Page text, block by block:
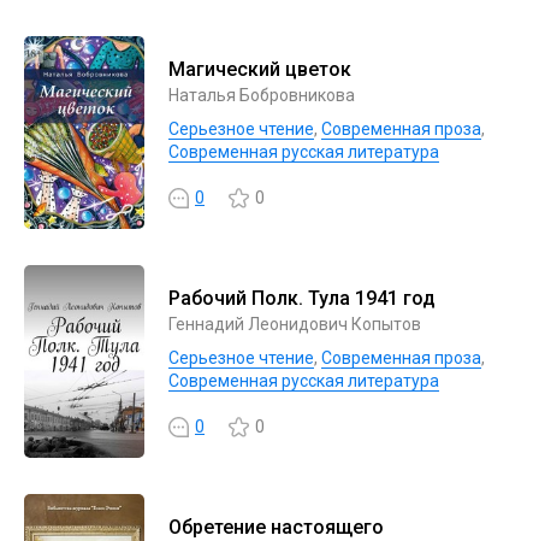
Магический цветок
Наталья Бобровникова
Серьезное чтение, Современная проза,
Современная русская литература
0 0
Рабочий Полк. Тула 1941 год
Геннадий Леонидович Копытов
Серьезное чтение, Современная проза,
Современная русская литература
0 0
Обретение настоящего